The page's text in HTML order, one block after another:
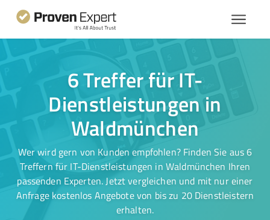
6 Treffer für IT-
Dienstleistungen in
Waldmünchen
Wer wird gern von Kunden empfohlen? Finden Sie aus 6
Treffern für IT-Dienstleistungen in Waldmünchen Ihren
passenden Experten. Jetzt vergleichen und mit nur einer
Anfrage kostenlos Angebote von bis zu 20 Dienstleistern
erhalten.